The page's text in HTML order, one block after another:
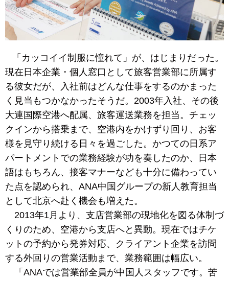
「カッコイイ制服に憧れて」が、はじまりだった。
現在日本企業・個人窓口として旅客営業部に所属す
る彼女だが、入社前はどんな仕事をするのかまった
く見当もつかなかったそうだ。2003年入社、その後
大連国際空港へ配属、旅客運送業務を担当。チェッ
クインから搭乗まで、空港内をかけずり回り、お客
様を見守り続ける日々を過ごした。かつての日系ア
パートメントでの業務経験が功を奏したのか、日本
語はもちろん、接客マナーなども十分に備わってい
た点を認められ、ANA中国グループの新人教育担当
として北京へ赴く機会も増えた。
2013年1月より、支店営業部の現地化を図る体制づ
くりのため、空港から支店へと異動。現在ではチケ
ットの予約から発券対応、クライアント企業を訪問
する外回りの営業活動まで、業務範囲は幅広い。
「ANAでは営業部全員が中国人スタッフです。苦